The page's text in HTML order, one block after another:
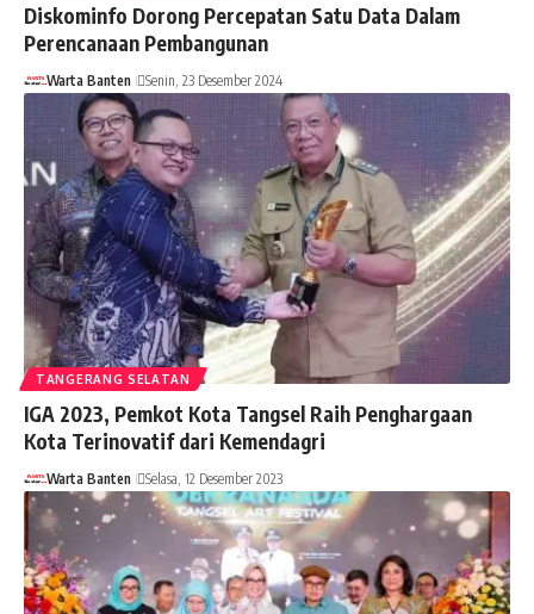
Diskominfo Dorong Percepatan Satu Data Dalam
Perencanaan Pembangunan
Warta Banten Senin, 23 Desember 2024
TANGERANG SELATAN
IGA 2023, Pemkot Kota Tangsel Raih Penghargaan
Kota Terinovatif dari Kemendagri
Warta Banten Selasa, 12 Desember 2023